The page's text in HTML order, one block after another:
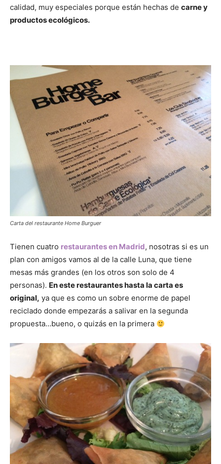
calidad, muy especiales porque están hechas de carne y
productos ecológicos.
Carta del restaurante Home Burguer
Tienen cuatro restaurantes en Madrid, nosotras si es un
plan con amigos vamos al de la calle Luna, que tiene
mesas más grandes (en los otros son solo de 4
personas). En este restaurantes hasta la carta es
original, ya que es como un sobre enorme de papel
reciclado donde empezarás a salivar en la segunda
propuesta…bueno, o quizás en la primera